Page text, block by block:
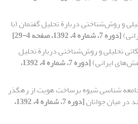
و روش‌شناختی دربارة تحلیل گفتمان (با
[دوره 7، شماره 4، 1392، صفحه 4-29]
تحلیلی و روش‌شناختی دربارة تحلیل
ایرانی)
[دوره 7، شماره 4، 1392،
شناسی شیوه برساخت هویت از رهگذر
میان جوانان
[دوره 7، شماره 4، 1392،